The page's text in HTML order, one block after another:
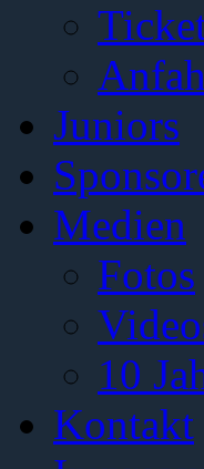
Juniors
Medien
Fotos
10
Kontakt